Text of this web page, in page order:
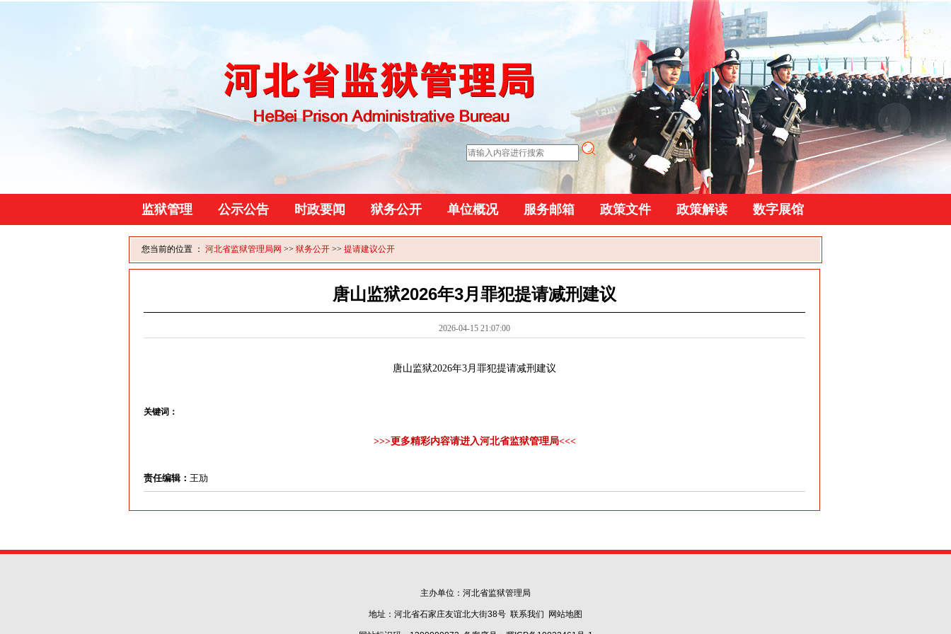
监狱管理 公示公告 时政要闻 狱务公开 单位概况 服务邮箱 政策文件 政策解读 数字展馆
您当前的位置 ： 河北省监狱管理局网 >> 狱务公开 >> 提请建议公开
唐山监狱2026年3月罪犯提请减刑建议
2026-04-15 21:07:00
唐山监狱2026年3月罪犯提请减刑建议
关键词：
>>>更多精彩内容请进入河北省监狱管理局<<<
责任编辑： 王劢
主办单位：河北省监狱管理局
地址：河北省石家庄友谊北大街38号 联系我们 网站地图